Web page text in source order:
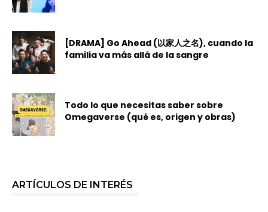
[DRAMA] Go Ahead (以家人之名), cuando la
familia va más allá de la sangre
Todo lo que necesitas saber sobre
Omegaverse (qué es, origen y obras)
ARTÍCULOS DE INTERÉS